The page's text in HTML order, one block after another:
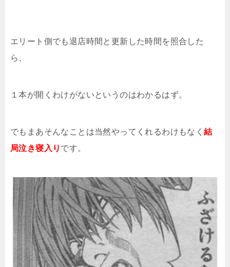
エリート側でも退店時間と更新した時間を照合した
ら、
１本が開くわけがないというのはわかるはず。
でもまあそんなことは当然やってくれるわけもなく結
局泣き寝入り です。